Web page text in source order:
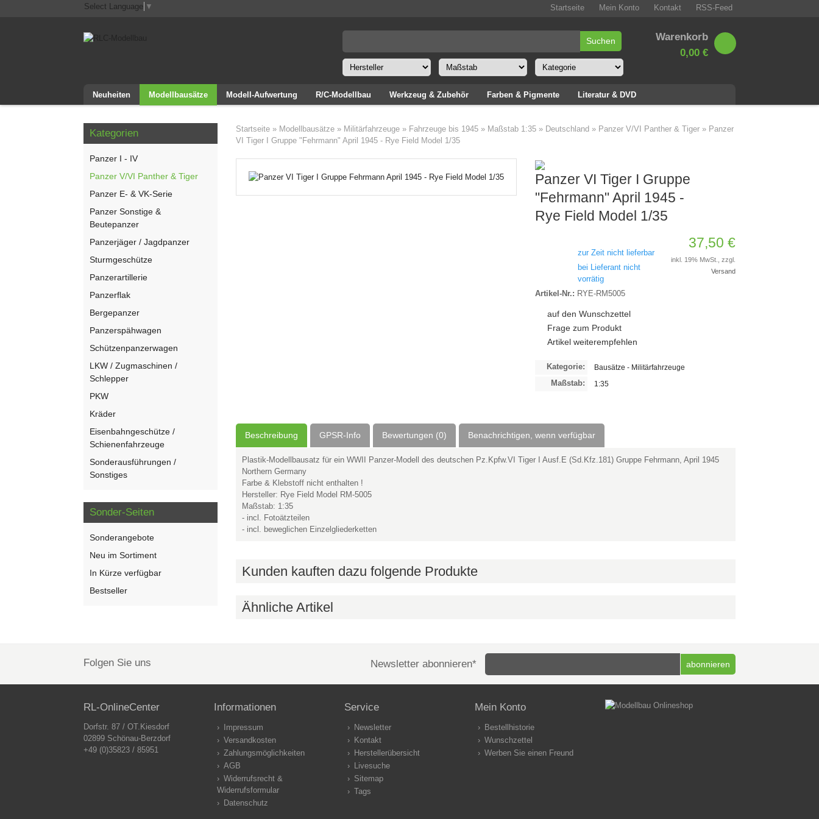
Select Language ▼ Startseite Mein Konto Kontakt RSS-Feed
Warenkorb
0,00 €
Neuheiten Modellbausätze Modell-Aufwertung R/C-Modellbau Werkzeug & Zubehör Farben & Pigmente Literatur & DVD
Startseite » Modellbausätze » Militärfahrzeuge » Fahrzeuge bis 1945 » Maßstab 1:35 » Deutschland » Panzer V/VI Panther & Tiger » Panzer
VI Tiger I Gruppe "Fehrmann" April 1945 - Rye Field Model 1/35
Panzer VI Tiger I Gruppe
"Fehrmann" April 1945 -
Rye Field Model 1/35
zur Zeit nicht lieferbar
bei Lieferant nicht
vorrätig
Artikel-Nr.: RYE-RM5005
auf den Wunschzettel
Frage zum Produkt
Artikel weiterempfehlen
37,50 €
inkl. 19% MwSt., zzgl.
Versand
Kategorie: Bausätze - Militärfahrzeuge
Maßstab: 1:35
Beschreibung GPSR-Info Bewertungen (0) Benachrichtigen, wenn verfügbar
Plastik-Modellbausatz für ein WWII Panzer-Modell des deutschen Pz.Kpfw.VI Tiger I Ausf.E (Sd.Kfz.181) Gruppe Fehrmann, April 1945
Northern Germany
Farbe & Klebstoff nicht enthalten !
Hersteller: Rye Field Model RM-5005
Maßstab: 1:35
- incl. Fotoätzteilen
- incl. beweglichen Einzelgliederketten
Kunden kauften dazu folgende Produkte
Ähnliche Artikel
Kategorien
Panzer I - IV
Panzer V/VI Panther & Tiger
Panzer E- & VK-Serie
Panzer Sonstige &
Beutepanzer
Panzerjäger / Jagdpanzer
Sturmgeschütze
Panzerartillerie
Panzerflak
Bergepanzer
Panzerspähwagen
Schützenpanzerwagen
LKW / Zugmaschinen /
Schlepper
PKW
Kräder
Eisenbahngeschütze /
Schienenfahrzeuge
Sonderausführungen /
Sonstiges
Sonder-Seiten
Sonderangebote
Neu im Sortiment
In Kürze verfügbar
Bestseller
Folgen Sie uns Newsletter abonnieren*
RL-OnlineCenter
Dorfstr. 87 / OT.Kiesdorf
02899 Schönau-Berzdorf
+49 (0)35823 / 85951
Informationen
Impressum
Versandkosten
Zahlungsmöglichkeiten
AGB
Widerrufsrecht &
Widerrufsformular
Datenschutz
Service
Newsletter
Kontakt
Herstellerübersicht
Livesuche
Sitemap
Tags
Mein Konto
Bestellhistorie
Wunschzettel
Werben Sie einen Freund